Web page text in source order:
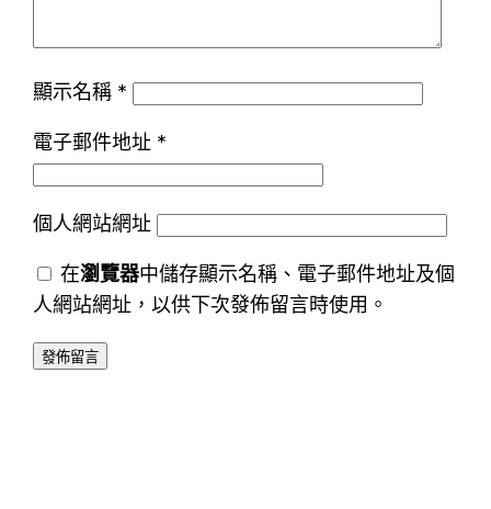
顯示名稱 *
電子郵件地址 *
個人網站網址
在瀏覽器中儲存顯示名稱、電子郵件地址及個
人網站網址，以供下次發佈留言時使用。